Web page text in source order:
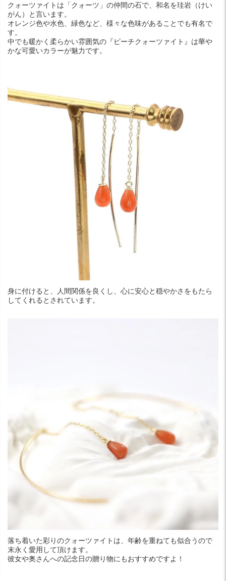
クォーツァイトは「クォーツ」の仲間の石で、和名を珪岩（けい
がん）と言います。
オレンジ色や水色、緑色など、様々な色味があることでも有名で
す。
中でも暖かく柔らかい雰囲気の『ピーチクォーツァイト』は華や
かな可愛いカラーが魅力です。
身に付けると、人間関係を良くし、心に安心と穏やかさをもたら
してくれるとされています。
落ち着いた彩りのクォーツァイトは、年齢を重ねても似合うので
末永く愛用して頂けます。
彼女や奥さんへの記念日の贈り物にもおすすめですよ！